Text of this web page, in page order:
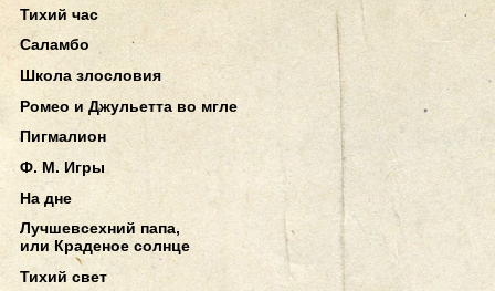
Тихий час
Саламбо
Школа злословия
Ромео и Джульетта во мгле
Пигмалион
Ф. М. Игры
На дне
Лучшевсехний папа,
или Краденое солнце
Тихий свет